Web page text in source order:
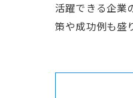
活躍できる企業
策や成功例も盛